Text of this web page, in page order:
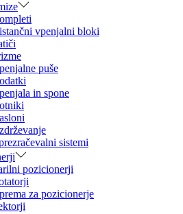
vpenjalni bloki
puše
in spone
sistemi
pozicionerji
za pozicionerje